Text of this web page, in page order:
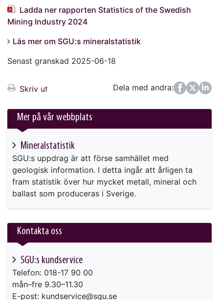
Ladda ner rapporten Statistics of the Swedish
Mining Industry 2024
Läs mer om SGU:s mineralstatistik
Senast granskad 2025-06-18
Skriv ut Dela med andra:
FacebookTwitter
LinkedIn
Mer på vår webbplats
Mineralstatistik
SGU:s uppdrag är att förse samhället med
geologisk information. I detta ingår att årligen ta
fram statistik över hur mycket metall, mineral och
ballast som produceras i Sverige.
Kontakta oss
SGU:s kundservice
Telefon: 018-17 90 00
mån–fre 9.30–11.30
E-post: kundservice@sgu.se